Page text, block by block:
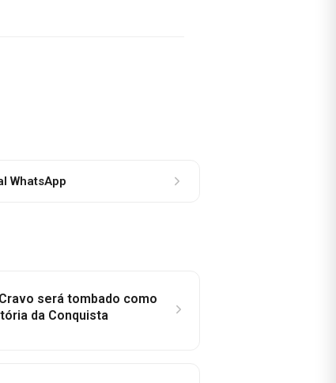
WhatsApp
será tombado como
da Conquista